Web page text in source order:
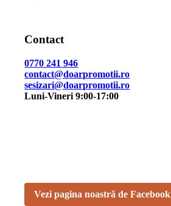
Contact
0770 241 946
contact@doarpromotii.ro
sesizari@doarpromotii.ro
Luni-Vineri 9:00-17:00
Vezi pagina noastră de Facebook